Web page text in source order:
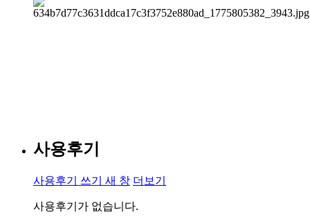
사용후기
사용후기 쓰기 새 창 더보기
사용후기가 없습니다.